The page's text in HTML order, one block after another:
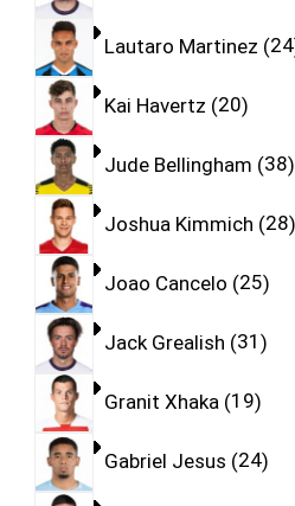
Lautaro Martinez 24
Kai Havertz 20
Jude Bellingham 38
Joshua Kimmich 28
Joao Cancelo 25
Jack Grealish 31
Granit Xhaka 19
Gabriel Jesus 24